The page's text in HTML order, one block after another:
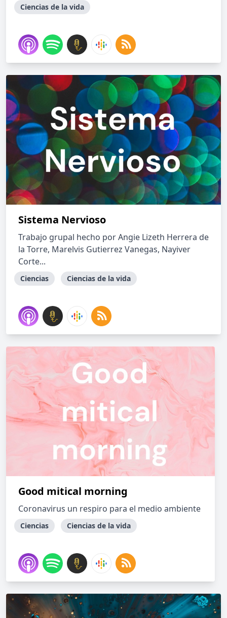
Ciencias de la vida
Sistema Nervioso
Trabajo grupal hecho por Angie Lizeth Herrera de
la Torre, Marelvis Gutierrez Vanegas, Nayiver
Corte...
Ciencias Ciencias de la vida
Good mitical morning
Coronavirus un respiro para el medio ambiente
Ciencias Ciencias de la vida